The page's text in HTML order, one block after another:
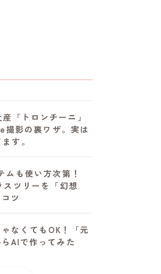
「トロンチーニ」
撮影の裏ワザ。実は
す。
ムも使い方次第！
スツリーを「幻想
ツ
なくてもOK！「元
AIで作ってみた